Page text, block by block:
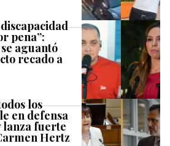
pena”:
aguantó
recado a
los
en defensa
lanza fuerte
Hertz